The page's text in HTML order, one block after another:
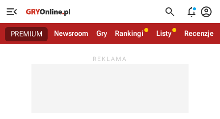
   
PREMIUM Newsroom Gry Rankingi Listy Recenzje